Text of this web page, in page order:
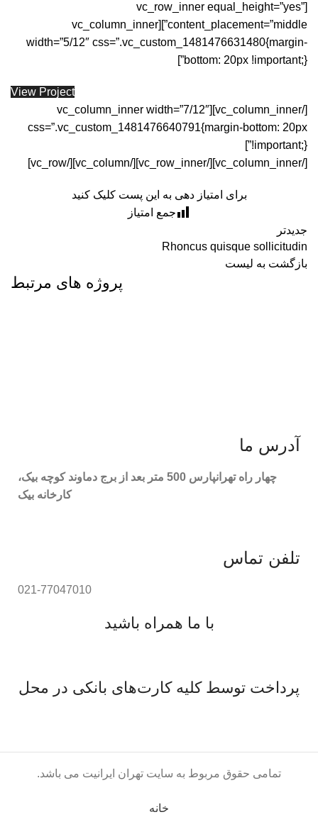
[vc_row_inner equal_height=”yes”
content_placement=”middle”][vc_column_inner
width=”5/12″ css=”.vc_custom_1481476631480{margin-
bottom: 20px !important;}”]
View Project
[/vc_column_inner][vc_column_inner width=”7/12″
css=”.vc_custom_1481476640791{margin-bottom: 20px
!important;}”]
[/vc_column_inner][/vc_row_inner][/vc_column][/vc_row]
برای امتیاز دهی به این پست کلیک کنید
جمع امتیاز
جدیدتر
Rhoncus quisque sollicitudin
بازگشت به لیست
پروژه های مرتبط
آدرس ما
چهار راه تهرانپارس 500 متر بعد از برج دماوند کوچه بیک،
کارخانه بیک
تلفن تماس
021-77047010
با ما همراه باشید
پرداخت توسط کلیه کارت‌های بانکی در محل
تمامی حقوق مربوط به سایت تهران ایرانیت می باشد.
خانه